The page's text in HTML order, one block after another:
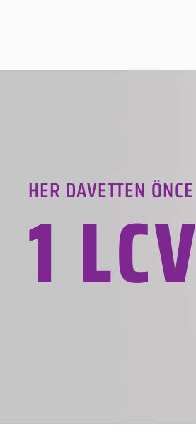
HER DAVETTEN ÖNCE
1 LCV